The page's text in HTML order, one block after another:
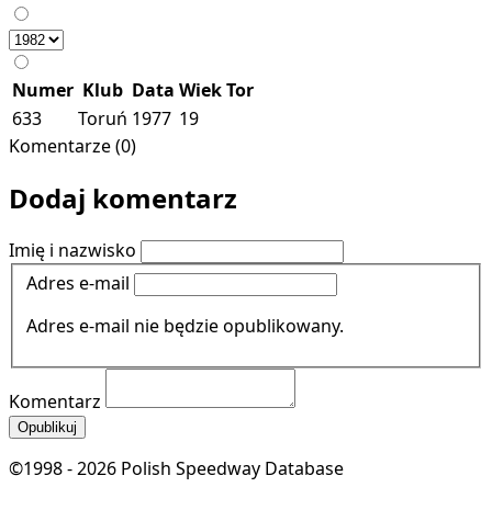
Numer Klub Data WiekTor
633
Toruń 1977 19
Komentarze (0)
Dodaj komentarz
Imię i nazwisko
Adres e-mail
Adres e-mail nie będzie opublikowany.
Komentarz
Opublikuj
©1998 - 2026 Polish Speedway Database